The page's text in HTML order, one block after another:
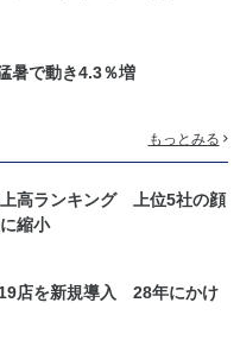
暑で動き4.3％増
もっとみる
高ランキング 上位5社の顔
縮小
店を新規導入 28年にかけ